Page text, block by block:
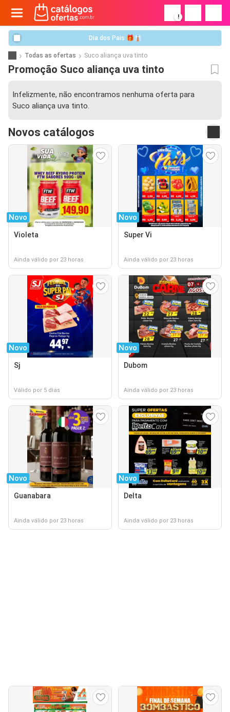
!
Dia dos Pais 🎁👔
Todas as ofertas Suco aliança uva tinto
Promoção Suco aliança uva tinto
Infelizmente, não encontramos nenhuma oferta para
Suco aliança uva tinto.
Novos catálogos
Novo
Violeta
Ainda válido por 23 horas
Novo
Super Vi
Ainda válido por 23 horas
Novo
Sj
Válido por 5 dias
Novo
Dubom
Ainda válido por 23 horas
Novo
Guanabara
Ainda válido por 23 horas
Novo
Delta
Ainda válido por 23 horas